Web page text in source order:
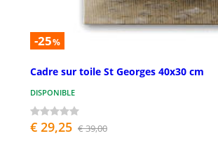
-25%
Cadre sur toile St Georges 40x30 cm
DISPONIBLE
€ 29,25 € 39,00